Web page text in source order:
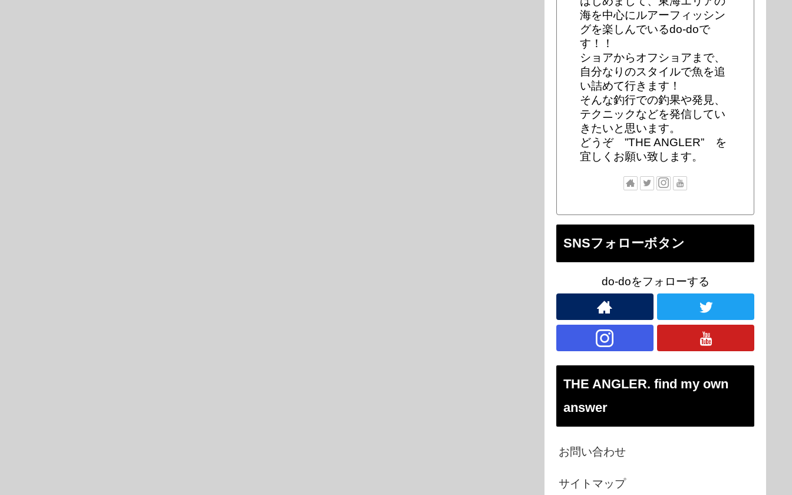
海を中心にルアーフィッシン
グを楽しんでいるdo-doで
す！！
ショアからオフショアまで、
自分なりのスタイルで魚を追
い詰めて行きます！
そんな釣行での釣果や発見、
テクニックなどを発信してい
きたいと思います。
どうぞ ”THE ANGLER” を
宜しくお願い致します。
SNSフォローボタン
do-doをフォローする
THE ANGLER. find my own
answer
お問い合わせ
サイトマップ